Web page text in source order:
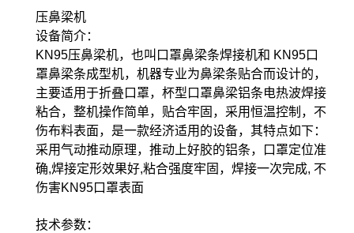
压鼻梁机
设备简介：
KN95压鼻梁机，也叫口罩鼻梁条焊接机和 KN95口
罩鼻梁条成型机，机器专业为鼻梁条贴合而设计的，
主要适用于折叠口罩，杯型口罩鼻梁铝条电热波焊接
粘合，整机操作简单，贴合牢固，采用恒温控制，不
伤布料表面，是一款经济适用的设备，其特点如下：
采用气动推动原理，推动上好胶的铝条，口罩定位准
确,焊接定形效果好,粘合强度牢固，焊接一次完成, 不
伤害KN95口罩表面
技术参数：